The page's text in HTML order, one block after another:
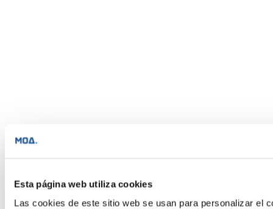
Esta página web utiliza cookies
Las cookies de este sitio web se usan para personalizar el